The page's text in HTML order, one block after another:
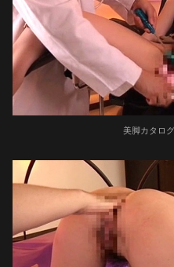
美脚カタロ